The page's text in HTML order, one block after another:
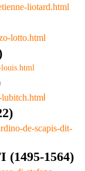
liotard.html
lotto.html
louis.html
lubitch.htm
de-scapis-dit-
(1495-1564)